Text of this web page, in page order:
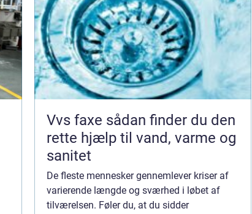
Vvs faxe sådan finder du den
rette hjælp til vand, varme og
sanitet
De fleste mennesker gennemlever kriser af
varierende længde og sværhed i løbet af
tilværelsen. Føler du, at du sidder